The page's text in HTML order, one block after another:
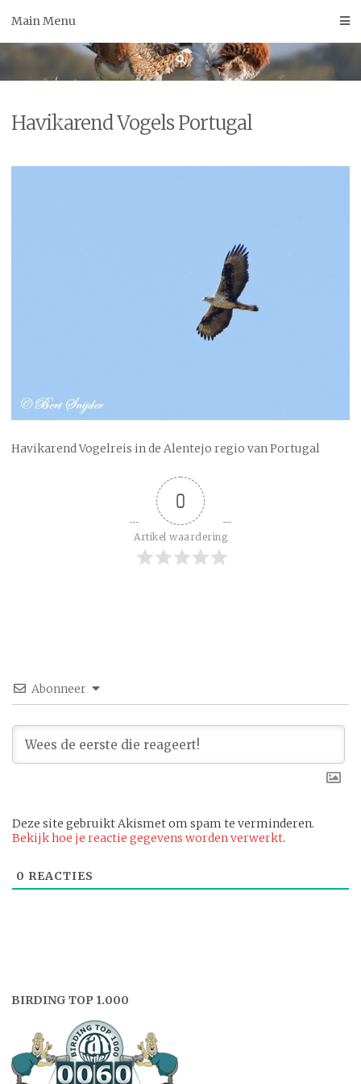
Main Menu
Havikarend Vogels Portugal
Havikarend Vogelreis in de Alentejo regio van Portugal
0
Artikel waardering
Abonneer
Deze site gebruikt Akismet om spam te verminderen.
Bekijk hoe je reactie gegevens worden verwerkt.
0 REACTIES
BIRDING TOP 1.000